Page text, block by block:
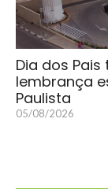
Dia dos
lembrança
Paulista
05/08/2026